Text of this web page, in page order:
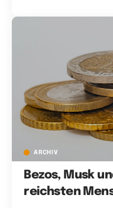
ARCHIV
Bezos, Musk
reichsten